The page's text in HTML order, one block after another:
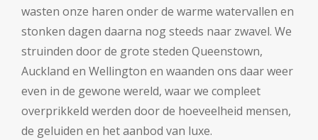
wasten onze haren onder de warme watervallen en
stonken dagen daarna nog steeds naar zwavel. We
struinden door de grote steden Queenstown,
Auckland en Wellington en waanden ons daar weer
even in de gewone wereld, waar we compleet
overprikkeld werden door de hoeveelheid mensen,
de geluiden en het aanbod van luxe.